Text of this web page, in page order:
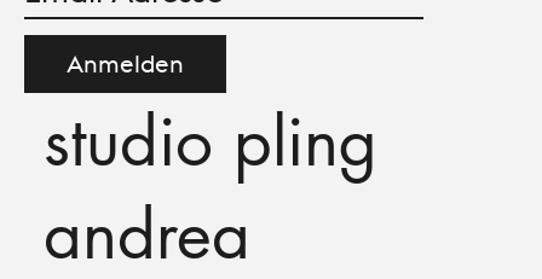
Anmelden
studio pling
andrea